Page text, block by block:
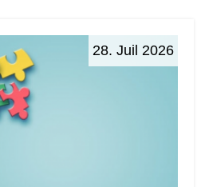
28. Juil 2026